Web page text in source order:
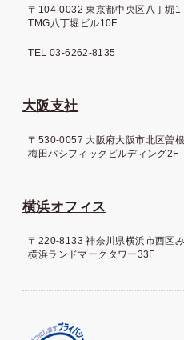
〒104-0032 東京都中央区八丁堀
TMG八丁堀ビル10F
TEL 03-6262-8135
大阪支社
〒530-0057 大阪府大阪市北区曽
梅田パシフィックビルディング2F
横浜オフィス
〒220-8133 神奈川県横浜市西区
横浜ランドマークタワー33F